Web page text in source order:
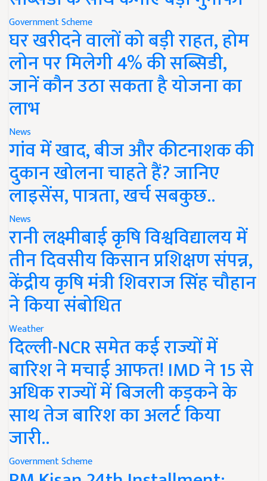
Government Scheme
घर खरीदने वालों को बड़ी राहत, होम
लोन पर मिलेगी 4% की सब्सिडी,
जानें कौन उठा सकता है योजना का
लाभ
News
गांव में खाद, बीज और कीटनाशक की
दुकान खोलना चाहते हैं? जानिए
लाइसेंस, पात्रता, खर्च सबकुछ..
News
रानी लक्ष्मीबाई कृषि विश्वविद्यालय में
तीन दिवसीय किसान प्रशिक्षण संपन्न,
केंद्रीय कृषि मंत्री शिवराज सिंह चौहान
ने किया संबोधित
Weather
दिल्ली-NCR समेत कई राज्यों में
बारिश ने मचाई आफत! IMD ने 15 से
अधिक राज्यों में बिजली कड़कने के
साथ तेज बारिश का अलर्ट किया
जारी..
Government Scheme